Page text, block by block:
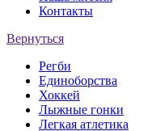
Контакты
Вернуться
Регби
Единоборства
Хоккей
Лыжные гонки
Легкая атлетика